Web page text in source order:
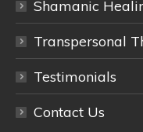
Shamanic
Transpersonal
Testimonials
Contact Us